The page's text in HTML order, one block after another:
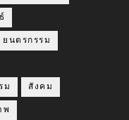
ยนตรกรรม
ม สังคม
พ